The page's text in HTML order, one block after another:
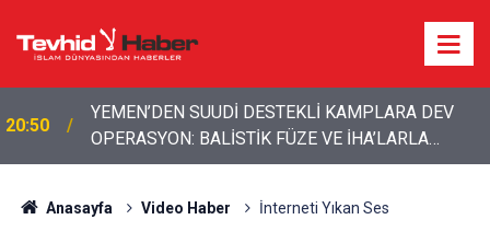
20:50
YEMEN’DEN SUUDİ DESTEKLİ KAMPLARA DEV
OPERASYON: BALİSTİK FÜZE VE İHA’LARLA
VURULDULAR
Boykottan kaçmaya çalışan Algida yeni bir marka
Anasayfa Video Haber İnterneti Yıkan Ses